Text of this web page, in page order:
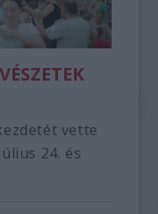
vette
24. és